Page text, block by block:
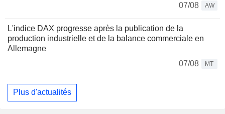
07/08
AW
L'indice DAX progresse après la publication de la
production industrielle et de la balance commerciale en
Allemagne
07/08
MT
Plus d'actualités